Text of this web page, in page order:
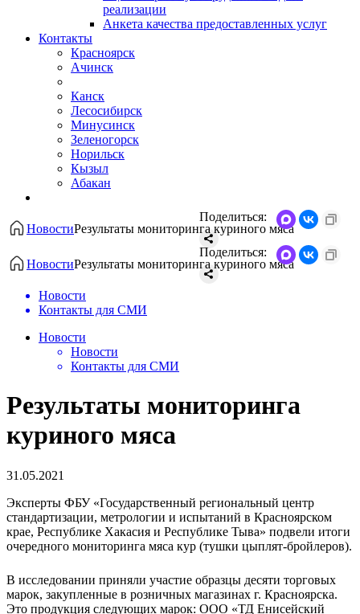
реализации
Анкета качества предоставленных услуг
Контакты
Красноярск
Ачинск
Канск
Лесосибирск
Минусинск
Зеленогорск
Норильск
Кызыл
Абакан
Новости​Результаты мониторинга куриного мяса
Поделиться:
Новости​Результаты мониторинга куриного мяса
Поделиться:
Новости
Контакты для СМИ
Новости
Новости
Контакты для СМИ
​Результаты мониторинга
куриного мяса
31.05.2021
Эксперты ФБУ «Государственный региональный центр
стандартизации, метрологии и испытаний в Красноярском
крае, Республике Хакасия и Республике Тыва» подвели итоги
очередного мониторинга мяса кур (тушки цыплят-бройлеров).
В исследовании приняли участие образцы десяти торговых
марок, закупленные в розничных магазинах г. Красноярска.
Это продукция следующих марок: ООО «ТД Енисейский